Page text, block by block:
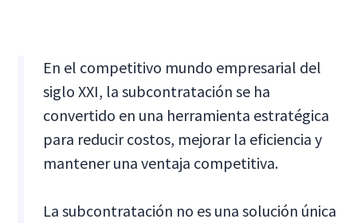
En el competitivo mundo empresarial del
siglo XXI, la subcontratación se ha
convertido en una herramienta estratégica
para reducir costos, mejorar la eficiencia y
mantener una ventaja competitiva.
La subcontratación no es una solución única